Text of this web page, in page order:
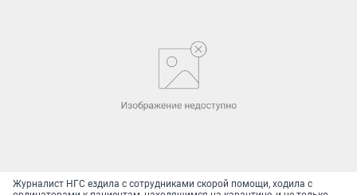
Журналист НГС ездила с сотрудниками скорой помощи, ходила с